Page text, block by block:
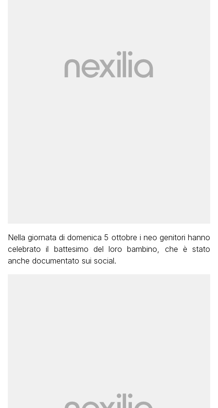
Nella giornata di domenica 5 ottobre i neo genitori hanno
celebrato il battesimo del loro bambino, che è stato
anche documentato sui social.